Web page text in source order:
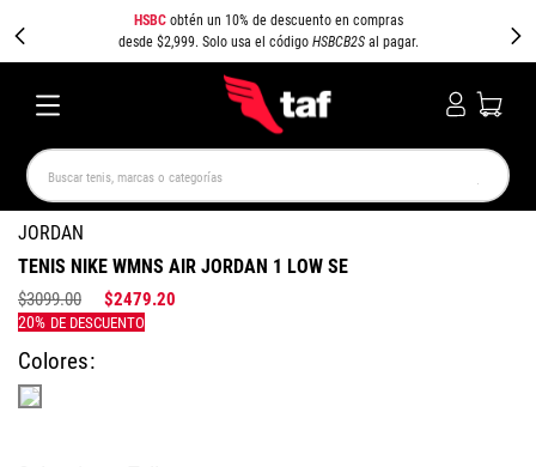
HSBCobtén un 10% de descuento en compras
desde $2,999. Solo usa el código HSBCB2Sal pagar.
Buscar tenis, marcas o categorías
JORDAN
TENIS NIKE WMNS AIR JORDAN 1 LOW SE
$3099.00 $2479.20
Colores
TÉRMINOS MÁS BUSCADOS
NEW BALANCE SAMBA AIR FORCE 1
SPEEDCAT JORDAN 1